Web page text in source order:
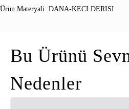
Ürün Materyali: DANA-KECI DERISI
Bu Ürünü
Nedenler